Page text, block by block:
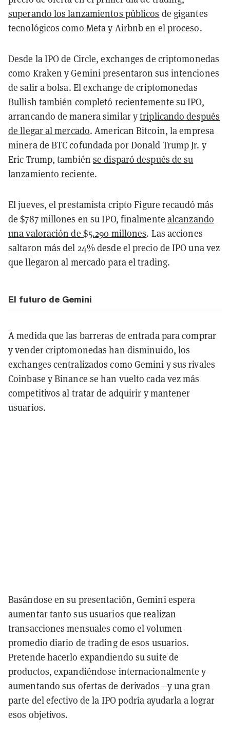
superando los lanzamientos públicos de gigantes
tecnológicos como Meta y Airbnb en el proceso.
Desde la IPO de Circle, exchanges de criptomonedas
como Kraken y Gemini presentaron sus intenciones
de salir a bolsa. El exchange de criptomonedas
Bullish también completó recientemente su IPO,
arrancando de manera similar ytriplicando después
de llegar al mercado. American Bitcoin, la empresa
minera de BTC cofundada por Donald Trump Jr. y
Eric Trump, tambiénse disparó después de su
lanzamiento reciente.
El jueves, el prestamista cripto Figure recaudó más
de $787 millones en su IPO, finalmente alcanzando
una valoración de $5.290 millones. Las acciones
saltaron más del 24% desde el precio de IPO una vez
que llegaron al mercado para el trading.
El futuro de Gemini
A medida que las barreras de entrada para comprar
y vender criptomonedas han disminuido, los
exchanges centralizados como Gemini y sus rivales
Coinbase y Binance se han vuelto cada vez más
competitivos al tratar de adquirir y mantener
usuarios.
Basándose en su presentación, Gemini espera
aumentar tanto sus usuarios que realizan
transacciones mensuales como el volumen
promedio diario de trading de esos usuarios.
Pretende hacerlo expandiendo su suite de
productos, expandiéndose internacionalmente y
aumentando sus ofertas de derivados—y una gran
parte del efectivo de la IPO podría ayudarla a lograr
esos objetivos.